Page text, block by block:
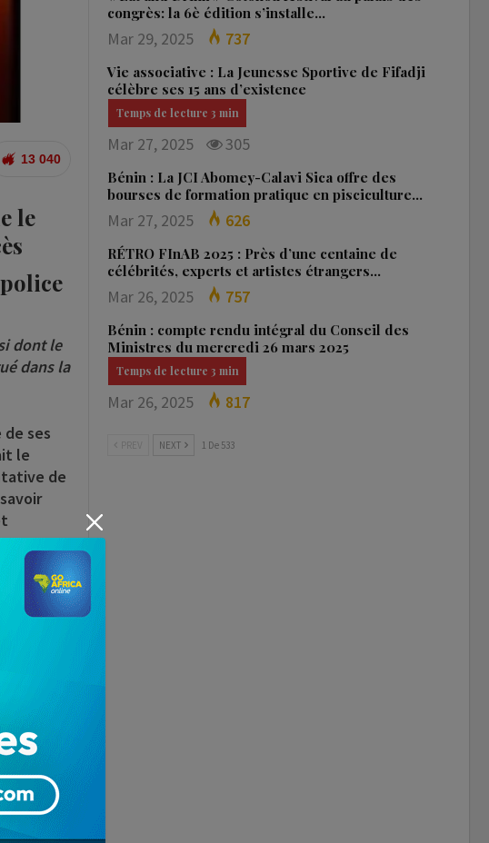
13 040
le
dont le
dans la
ses
le
de
de
sur
des
des
congrès: la 6è édition s’installe…
Mar 29, 2025 737
Vie associative : La Jeunesse Sportive de Fifadji
célèbre ses 15 ans d’existence
Mar 27, 2025 305
Bénin : La JCI Abomey-Calavi Sica offre des
bourses de formation pratique en pisciculture…
Mar 27, 2025 626
RÉTRO FInAB 2025 : Près d’une centaine de
célébrités, experts et artistes étrangers…
Mar 26, 2025 757
Bénin : compte rendu intégral du Conseil des
Ministres du mercredi 26 mars 2025
Mar 26, 2025 817
NEXT 1 De 533